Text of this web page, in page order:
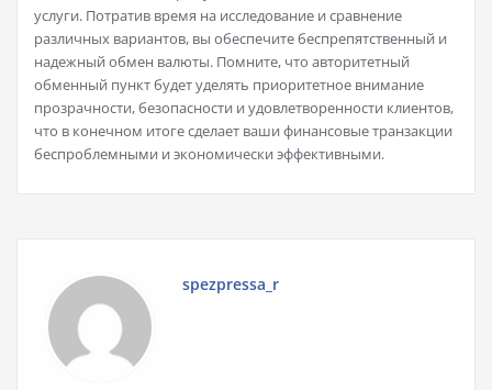
услуги. Потратив время на исследование и сравнение
различных вариантов, вы обеспечите беспрепятственный и
надежный обмен валюты. Помните, что авторитетный
обменный пункт будет уделять приоритетное внимание
прозрачности, безопасности и удовлетворенности клиентов,
что в конечном итоге сделает ваши финансовые транзакции
беспроблемными и экономически эффективными.
spezpressa_r